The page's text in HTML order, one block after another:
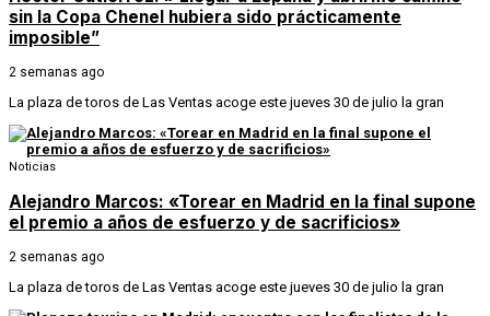
sin la Copa Chenel hubiera sido prácticamente
imposible”
2 semanas ago
La plaza de toros de Las Ventas acoge este jueves 30 de julio la gran
Noticias
Alejandro Marcos: «Torear en Madrid en la final supone
el premio a años de esfuerzo y de sacrificios»
2 semanas ago
La plaza de toros de Las Ventas acoge este jueves 30 de julio la gran